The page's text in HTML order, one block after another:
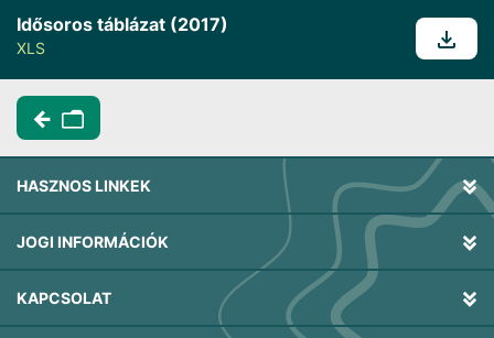
Idősoros táblázat (2017)
XLS
HASZNOS LINKEK
JOGI INFORMÁCIÓK
KAPCSOLAT